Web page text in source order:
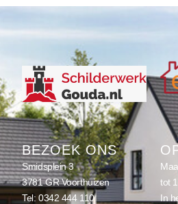
BEZOEK ONS
Smidsplein 3
3781 GR Voorthuizen
Tel:0342 444 110
tot
In